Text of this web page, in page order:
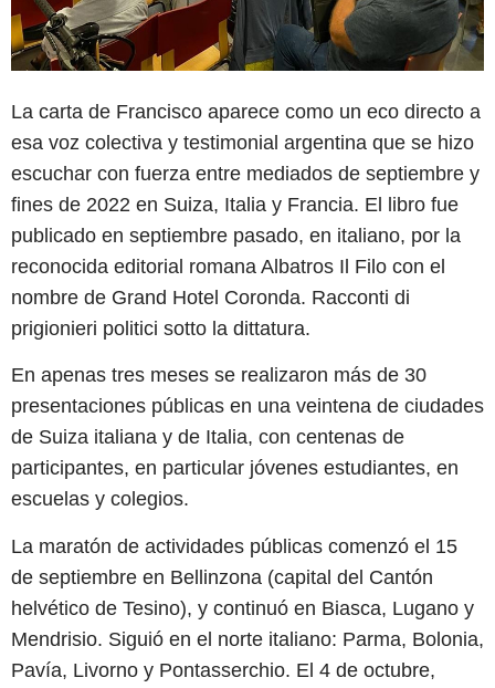
La carta de Francisco aparece como un eco directo a
esa voz colectiva y testimonial argentina que se hizo
escuchar con fuerza entre mediados de septiembre y
fines de 2022 en Suiza, Italia y Francia. El libro fue
publicado en septiembre pasado, en italiano, por la
reconocida editorial romana Albatros Il Filo con el
nombre de Grand Hotel Coronda. Racconti di
prigionieri politici sotto la dittatura.
En apenas tres meses se realizaron más de 30
presentaciones públicas en una veintena de ciudades
de Suiza italiana y de Italia, con centenas de
participantes, en particular jóvenes estudiantes, en
escuelas y colegios.
La maratón de actividades públicas comenzó el 15
de septiembre en Bellinzona (capital del Cantón
helvético de Tesino), y continuó en Biasca, Lugano y
Mendrisio. Siguió en el norte italiano: Parma, Bolonia,
Pavía, Livorno y Pontasserchio. El 4 de octubre,